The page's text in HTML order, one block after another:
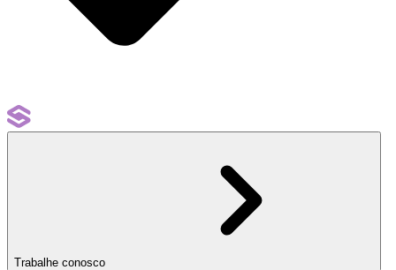
Trabalhe conosco